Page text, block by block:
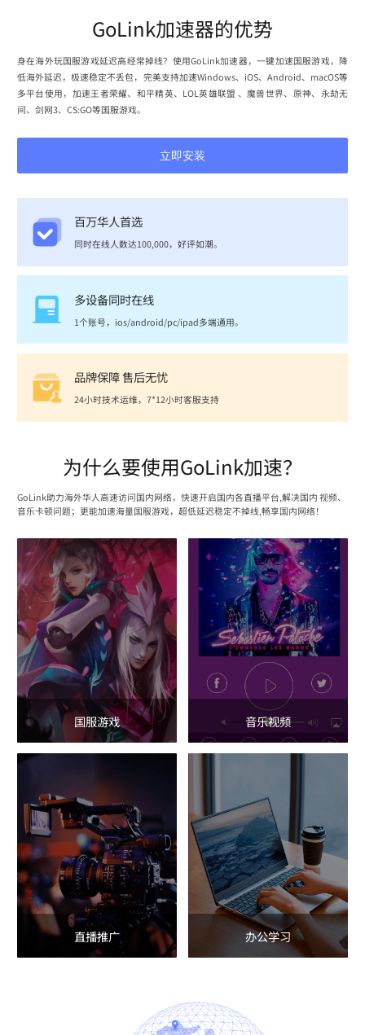
GoLink加速器的优势
身在海外玩国服游戏延迟高经常掉线？使用GoLink加速器，一键加速国服游戏，降
低海外延迟，极速稳定不丢包，完美支持加速Windows、iOS、Android、macOS等
多平台使用，加速王者荣耀、和平精英、LOL英雄联盟 、魔兽世界、原神、永劫无
间、剑网3、CS:GO等国服游戏。
立即安装
百万华人首选
同时在线人数达100,000，好评如潮。
多设备同时在线
1个账号，ios/android/pc/ipad多端通用。
品牌保障 售后无忧
24小时技术运维，7*12小时客服支持
为什么要使用GoLink加速？
GoLink助力海外华人高速访问国内网络，快速开启国内各直播平台,解决国内 视频、
音乐卡顿问题；更能加速海量国服游戏，超低延迟稳定不掉线,畅享国内网络！
国服游戏 音乐视频
直播推广 办公学习